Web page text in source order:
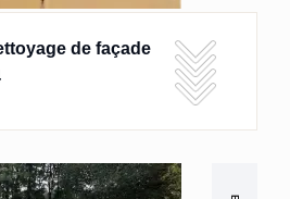
de façade